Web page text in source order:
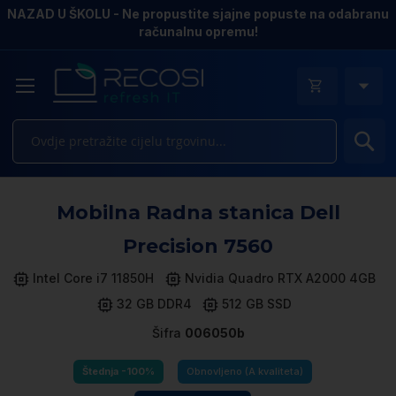
NAZAD U ŠKOLU - Ne propustite sjajne popuste na odabranu
računalnu opremu!
Mobilna Radna stanica Dell
Precision 7560
Intel Core i7 11850H
Nvidia Quadro RTX A2000 4GB
32 GB DDR4
512 GB SSD
Šifra 006050b
Štednja -100% Obnovljeno (A kvaliteta)